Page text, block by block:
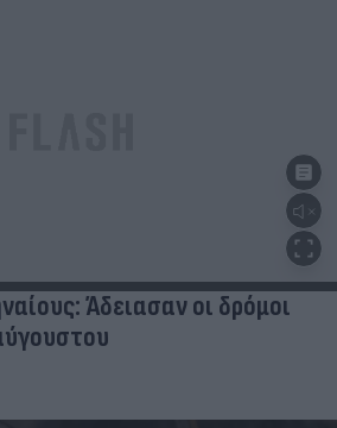
Άδειασαν οι δρόμοι